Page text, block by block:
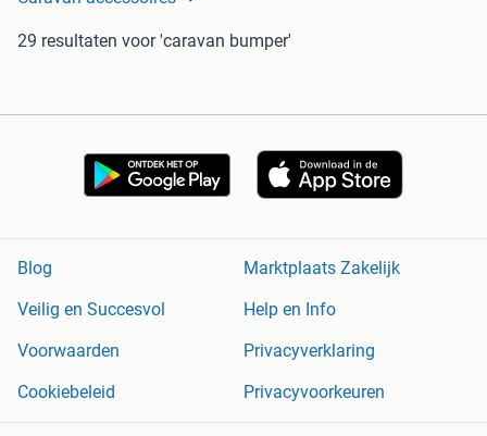
29 resultaten voor 'caravan bumper'
Blog
Marktplaats Zakelijk
Veilig en Succesvol
Help en Info
Voorwaarden
Privacyverklaring
Cookiebeleid
Privacyvoorkeuren